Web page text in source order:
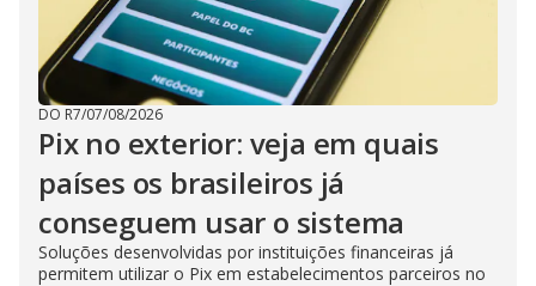
DO R7/07/08/2026
Pix no exterior: veja em quais
países os brasileiros já
conseguem usar o sistema
Soluções desenvolvidas por instituições financeiras já
permitem utilizar o Pix em estabelecimentos parceiros no